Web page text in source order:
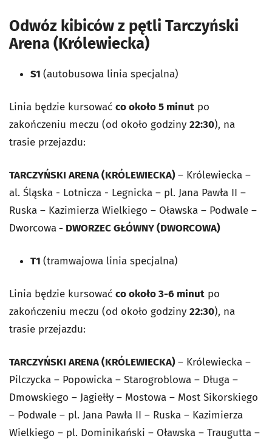
Odwóz kibiców z pętli Tarczyński
Arena (Królewiecka)
S1 (autobusowa linia specjalna)
Linia będzie kursować co około 5 minut po
zakończeniu meczu (od około godziny 22:30), na
trasie przejazdu:
TARCZYŃSKI ARENA (KRÓLEWIECKA)– Królewiecka –
al. Śląska - Lotnicza - Legnicka – pl. Jana Pawła II –
Ruska – Kazimierza Wielkiego – Oławska – Podwale –
Dworcowa- DWORZEC GŁÓWNY (DWORCOWA)
T1 (tramwajowa linia specjalna)
Linia będzie kursować co około 3-6 minut po
zakończeniu meczu (od około godziny 22:30), na
trasie przejazdu:
TARCZYŃSKI ARENA (KRÓLEWIECKA)– Królewiecka –
Pilczycka – Popowicka – Starogroblowa – Długa –
Dmowskiego – Jagiełły – Mostowa – Most Sikorskiego
– Podwale – pl. Jana Pawła II – Ruska – Kazimierza
Wielkiego – pl. Dominikański – Oławska – Traugutta –